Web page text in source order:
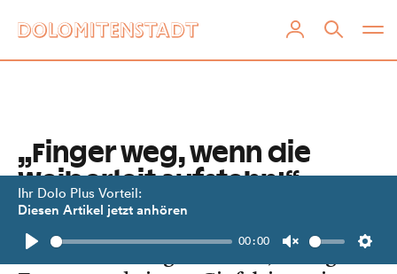
Ihr Dolo Plus Vorteil:
Diesen Artikel jetzt anhören
Play
00:00
Unmute
„Finger weg, wenn die
Weiberleit aufstehn!“
Die 92-jährige Marianne Gratz
erzählt von kargen Zeiten, mutigen